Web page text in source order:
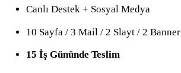
Canlı Destek + Sosyal Medya
10 Sayfa / 3 Mail / 2 Slayt / 2 Banner
15 İş Gününde Teslim